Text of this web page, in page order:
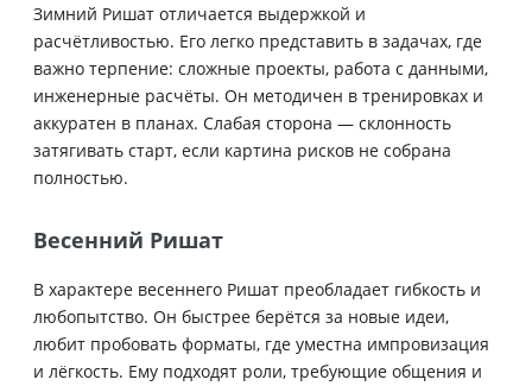
Зимний Ришат отличается выдержкой и
расчётливостью. Его легко представить в задачах, где
важно терпение: сложные проекты, работа с данными,
инженерные расчёты. Он методичен в тренировках и
аккуратен в планах. Слабая сторона — склонность
затягивать старт, если картина рисков не собрана
полностью.
Весенний Ришат
В характере весеннего Ришат преобладает гибкость и
любопытство. Он быстрее берётся за новые идеи,
любит пробовать форматы, где уместна импровизация
и лёгкость. Ему подходят роли, требующие общения и